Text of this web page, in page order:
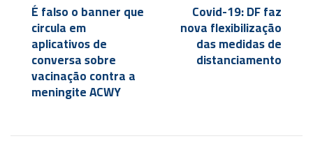
É falso o banner que
circula em
aplicativos de
conversa sobre
vacinação contra a
meningite ACWY
Covid-19: DF faz
nova flexibilização
das medidas de
distanciamento